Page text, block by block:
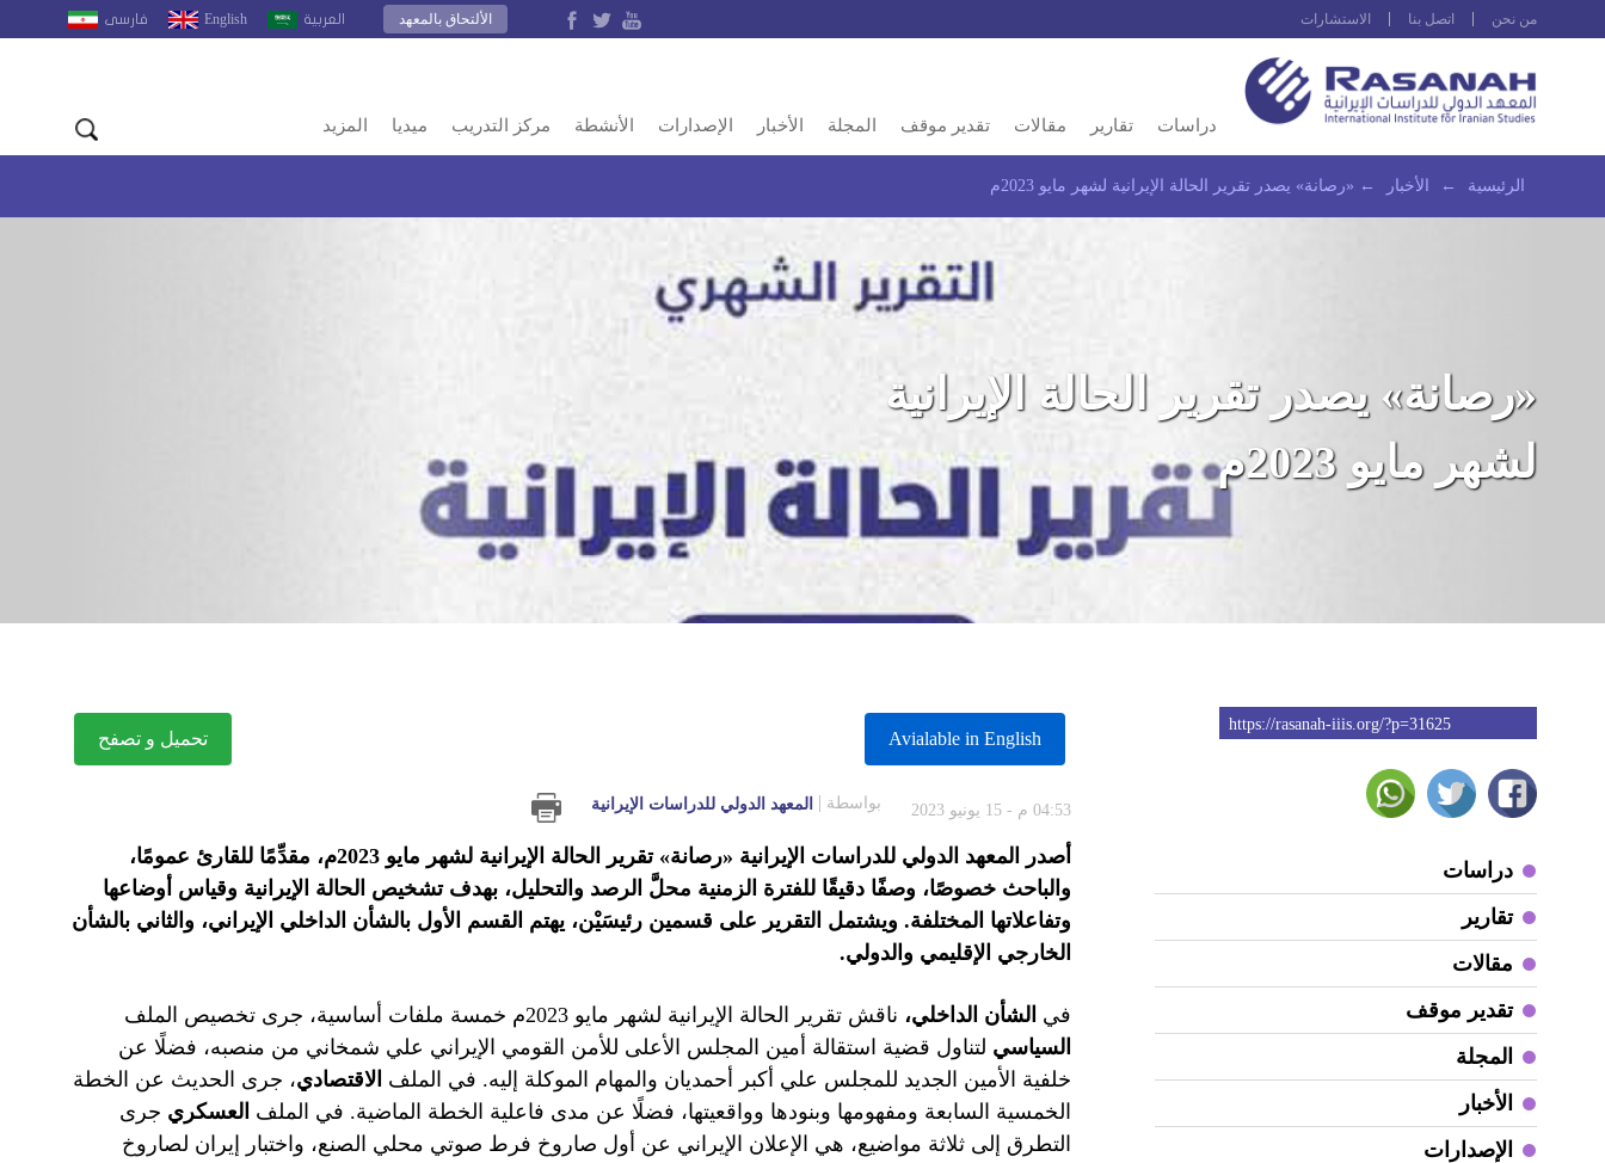
من نحن اتصل بنا الاستشارات العربية English فارسى الألتحاق بالمعهد
دراسات تقارير مقالات تقدير موقف المجلة الأخبار الإصدارات الأنشطة مركز التدريب ميديا المزيد
الرئيسية ← الأخبار ← «رصانة» يصدر تقرير الحالة الإيرانية لشهر مايو 2023م
«رصانة» يصدر تقرير الحالة الإيرانية
لشهر مايو 2023م
https://rasanah-iiis.org/?p=31625
دراسات
تقارير
مقالات
تقدير موقف
المجلة
الأخبار
الإصدارات
Avialable in English تحميل و تصفح
04:53 م - 15 يونيو 2023 بواسطة المعهد الدولي للدراسات الإيرانية
أصدر المعهد الدولي للدراسات الإيرانية «رصانة» تقرير الحالة الإيرانية لشهر مايو 2023م، مقدِّمًا للقارئ عمومًا،
والباحث خصوصًا، وصفًا دقيقًا للفترة الزمنية محلَّ الرصد والتحليل، بهدف تشخيص الحالة الإيرانية وقياس أوضاعها
وتفاعلاتها المختلفة. ويشتمل التقرير على قسمين رئيسَيْن، يهتم القسم الأول بالشأن الداخلي الإيراني، والثاني بالشأن
الخارجي الإقليمي والدولي.
في الشأن الداخلي، ناقش تقرير الحالة الإيرانية لشهر مايو 2023م خمسة ملفات أساسية، جرى تخصيص الملف
السياسي لتناول قضية استقالة أمين المجلس الأعلى للأمن القومي الإيراني علي شمخاني من منصبه، فضلًا عن
خلفية الأمين الجديد للمجلس علي أكبر أحمديان والمهام الموكلة إليه. في الملف الاقتصادي، جرى الحديث عن الخطة
الخمسية السابعة ومفهومها وبنودها وواقعيتها، فضلًا عن مدى فاعلية الخطة الماضية. في الملف العسكري جرى
التطرق إلى ثلاثة مواضيع، هي الإعلان الإيراني عن أول صاروخ فرط صوتي محلي الصنع، واختبار إيران لصاروخ